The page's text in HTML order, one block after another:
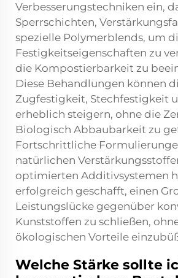
Verbesserungstechniken ein,
Sperrschichten,
spezielle Polymerblends, um
Festigkeitseigenschaften zu
die Kompostierbarkeit zu
Diese Behandlungen können
Zugfestigkeit, Stechfestigkeit
erheblich steigern, ohne die
Biologisch Abbaubarkeit zu
Fortschrittliche
natürlichen
optimierten Additivsystemen
erfolgreich geschafft, einen
Leistungslücke gegenüber
Kunststoffen zu schließen,
ökologischen Vorteile
Welche Stärke sollte